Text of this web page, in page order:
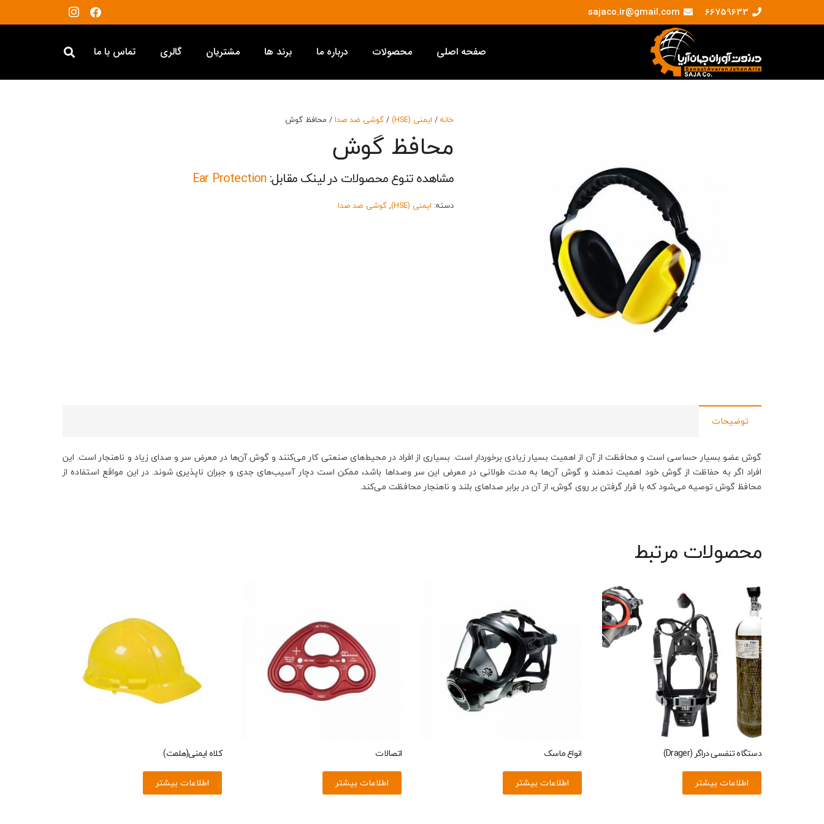
66759633
sajaco.ir@gmail.com
صفحه اصلی محصولات درباره ما برند ها مشتریان گالری تماس با ما
خانه/ ایمنی (HSE) /گوشی ضد صدا/ محافظ گوش
محافظ گوش
مشاهده تنوع محصولات در لینک مقابل: Ear Protection
دسته: ایمنی (HSE) ,گوشی ضد صدا
توضیحات
گوش عضو بسیار حساسی است و محافظت از آن از اهمیت بسیار زیادی برخوردار است. بسیاری از افراد در محیط‌های صنعتی کار می‌کنند و گوش آن‌ها در معرض سر و صدای زیاد و ناهنجار است. این
افراد اگر به حفاظت از گوش خود اهمیت ندهند و گوش آن‌ها به مدت طولانی در معرض این سر وصداها باشد، ممکن است دچار آسیب‌های جدی و جبران ناپذیری شوند. در این مواقع استفاده از
محافظ گوش توصیه می‌شود که با قرار گرفتن بر روی گوش، از آن در برابر صداهای بلند و ناهنجار محافظت می‌کند.
محصولات مرتبط
دستگاه تنفسی دراگر (Drager)
اطلاعات بیشتر
انواع ماسک
اطلاعات بیشتر
اتصالات
اطلاعات بیشتر
کلاه ایمنی(هلمت)
اطلاعات بیشتر